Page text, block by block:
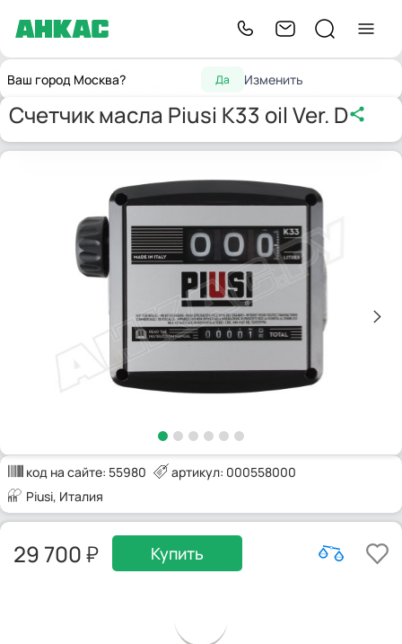
Ваш город Москва? Да Изменить
Главнаяизмерительные приборы
жидкости
K33 oil Ver. D
Счетчик масла Piusi K33 oil Ver. D
код на сайте: 55980
артикул: 000558000
Piusi, Италия
29 700 Купить